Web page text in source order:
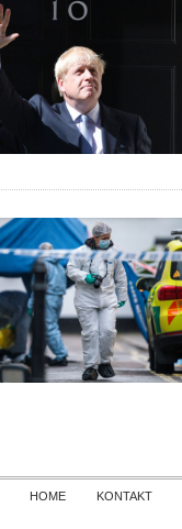
HOME KONTAKT